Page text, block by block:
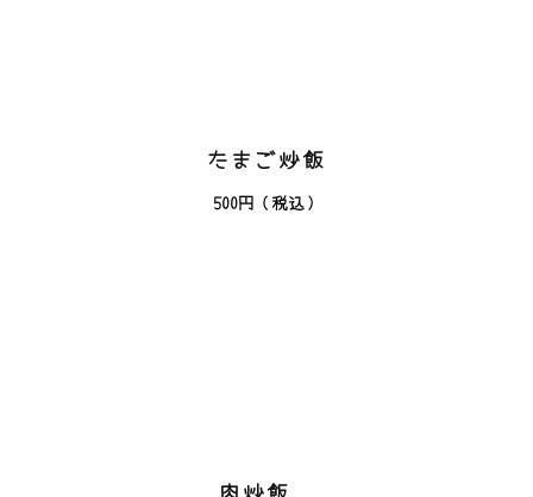
たまご炒飯
500円（税込）
肉炒飯